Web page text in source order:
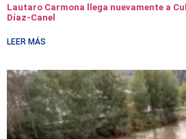
Lautaro Carmona llega nuevamente a
Díaz-Canel
LEER MÁS